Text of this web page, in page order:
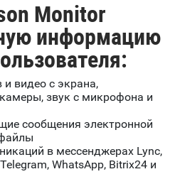
Monitor
информацию
видео с экрана,
звук с микрофона и
сообщения электронной
в мессенджерах Lync,
WhatsApp, Bitrix24 и